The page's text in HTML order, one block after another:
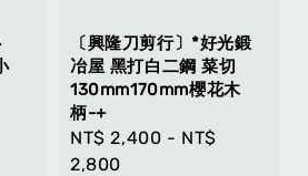
〔興隆刀剪行〕*好光鍛
冶屋 黑打白二鋼 菜切
130mm170mm櫻花木
柄-+
Regular
price
NT$ 2,400 - NT$
2,800